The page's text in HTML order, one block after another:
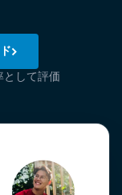
として評価